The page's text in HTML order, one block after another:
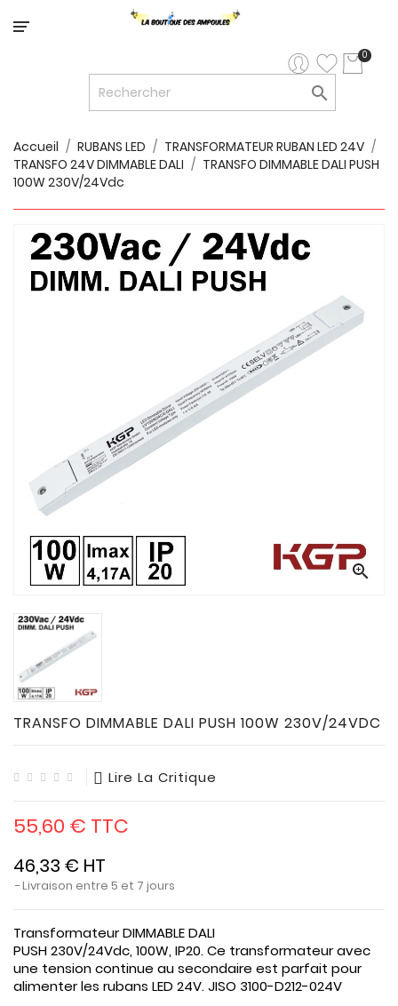
Catégorie
12V/24V
LUMINAIRES
INTERIEURS
LUMINAIRES
EXTERIEURS
RUBANS
ACCESSOIRES
ECLAIRAGES
SOLAIRES
FLUO-
COMPACTE
TUBES
FLUORESCENTS
HALOGENE
INCAND
0

Accueil RUBANS LED
TRANSFORMATEUR RUBAN LED 24V
TRANSFO 24V DIMMABLE DALI
TRANSFO DIMMABLE DALI PUSH
100W 230V/24Vdc

TRANSFO DIMMABLE DALI PUSH 100W 230V/24VDC
Lire La Critique
55,60 € TTC
46,33 € HT
Livraison entre 5 et 7 jours
Transformateur DIMMABLE DALI
PUSH230V/24Vdc, 100W, IP20. Ce transformateur avec
une tension continue au secondaire est parfait pour
alimenter les rubans LED 24V.JISO 3100-D212-024V